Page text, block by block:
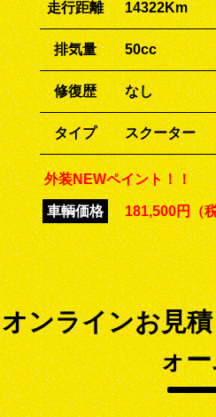
走行距離 14322Km
排気量 50cc
修復歴 なし
タイプ スクーター
外装NEWペイント！！
車輌価格 181,500円（
オンラインお見
ォ